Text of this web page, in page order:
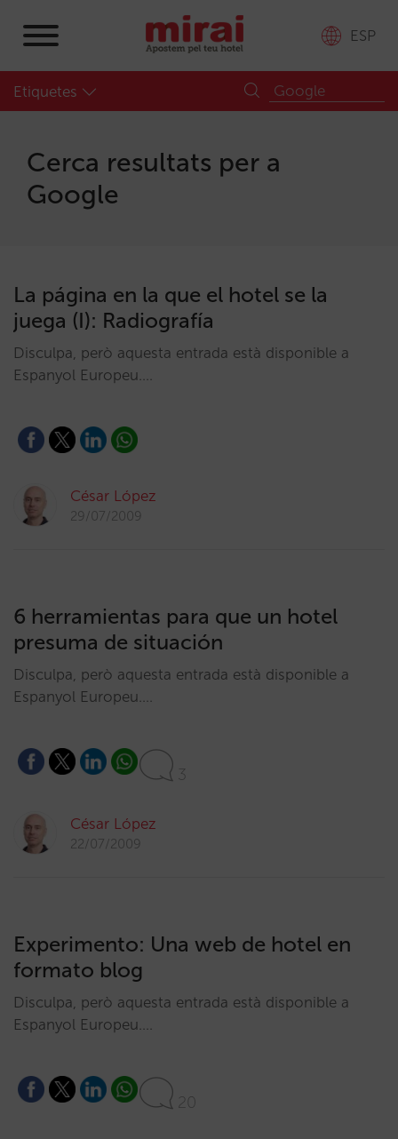
ESP
Etiquetes
Cerca resultats per a
Google
La página en la que el hotel se la
juega (I): Radiografía
Disculpa, però aquesta entrada està disponible a
Espanyol Europeu.…
César López
29/07/2009
6 herramientas para que un hotel
presuma de situación
Disculpa, però aquesta entrada està disponible a
Espanyol Europeu.…
3
César López
22/07/2009
Experimento: Una web de hotel en
formato blog
Disculpa, però aquesta entrada està disponible a
Espanyol Europeu.…
20